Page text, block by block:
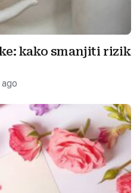
kako smanjiti rizik